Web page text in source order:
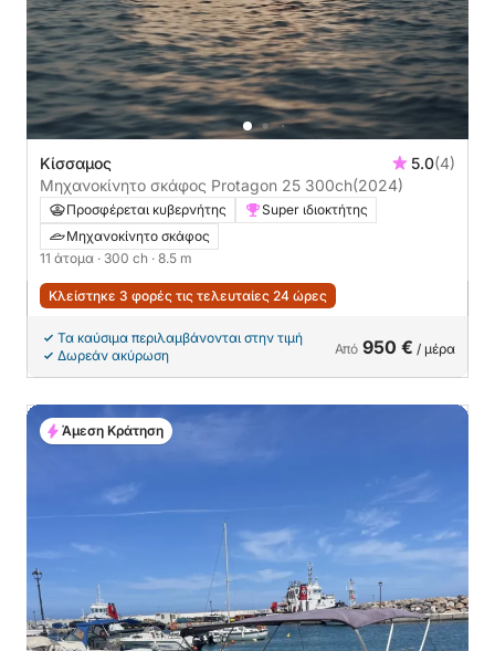
Κίσσαμος 5.0(4)
Μηχανοκίνητο σκάφος Protagon 25 300ch(2024)
Προσφέρεται κυβερνήτης
Super ιδιοκτήτης
Μηχανοκίνητο σκάφος
11 άτομα · 300 ch · 8.5 m
Κλείστηκε 3 φορές τις τελευταίες 24 ώρες
Τα καύσιμα περιλαμβάνονται στην τιμή
Δωρεάν ακύρωση
Από 950 € / μέρα
Άμεση Κράτηση